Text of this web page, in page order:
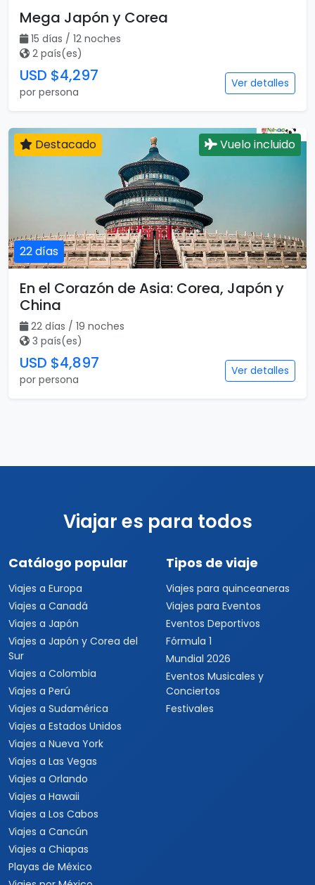
Mega Japón y Corea
15 días / 12 noches
2 país(es)
USD $4,297
por persona
Ver detalles
22 días
Destacado Vuelo incluido
En el Corazón de Asia: Corea, Japón y
China
22 días / 19 noches
3 país(es)
USD $4,897
por persona
Ver detalles
Viajar es para todos
Catálogo popular
Viajes a Europa
Viajes a Canadá
Viajes a Japón
Viajes a Japón y Corea del
Sur
Viajes a Colombia
Viajes a Perú
Viajes a Sudamérica
Viajes a Estados Unidos
Viajes a Nueva York
Viajes a Las Vegas
Viajes a Orlando
Viajes a Hawaii
Viajes a Los Cabos
Viajes a Cancún
Viajes a Chiapas
Playas de México
Tipos de viaje
Viajes para quinceaneras
Viajes para Eventos
Eventos Deportivos
Fórmula 1
Mundial 2026
Eventos Musicales y
Conciertos
Festivales